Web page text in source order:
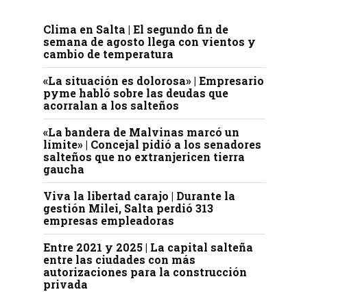
Clima en Salta | El segundo fin de
semana de agosto llega con vientos y
cambio de temperatura
«La situación es dolorosa» | Empresario
pyme habló sobre las deudas que
acorralan a los salteños
«La bandera de Malvinas marcó un
límite» | Concejal pidió a los senadores
salteños que no extranjericen tierra
gaucha
Viva la libertad carajo | Durante la
gestión Milei, Salta perdió 313
empresas empleadoras
Entre 2021 y 2025 | La capital salteña
entre las ciudades con más
autorizaciones para la construcción
privada